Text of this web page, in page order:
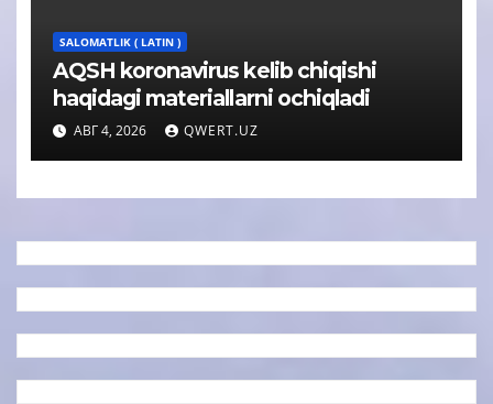
SALOMATLIK ( LATIN )
AQSH koronavirus kelib chiqishi
haqidagi materiallarni ochiqladi
АВГ 4, 2026 QWERT.UZ